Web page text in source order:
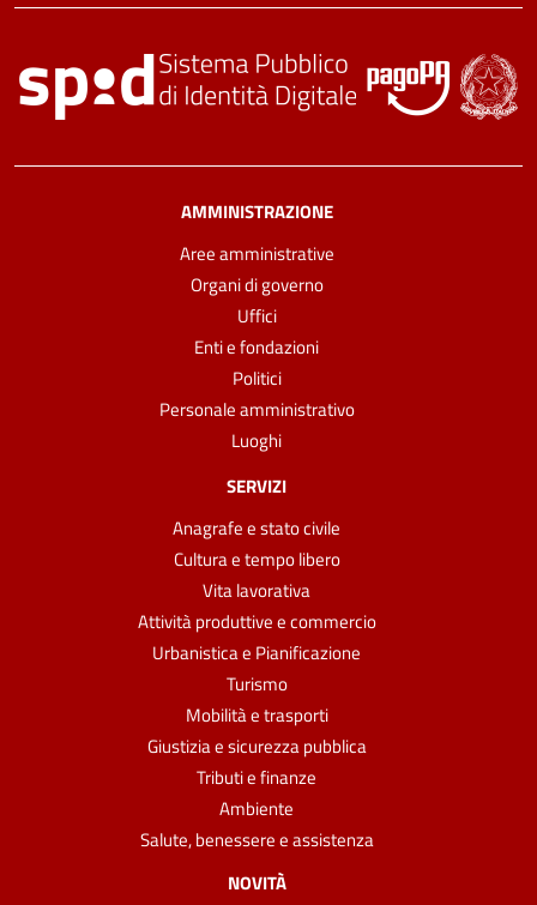
AMMINISTRAZIONE
Aree amministrative
Organi di governo
Uffici
Enti e fondazioni
Politici
Personale amministrativo
Luoghi
SERVIZI
Anagrafe e stato civile
Cultura e tempo libero
Vita lavorativa
Attività produttive e commercio
Urbanistica e Pianificazione
Turismo
Mobilità e trasporti
Giustizia e sicurezza pubblica
Tributi e finanze
Ambiente
Salute, benessere e assistenza
NOVITÀ